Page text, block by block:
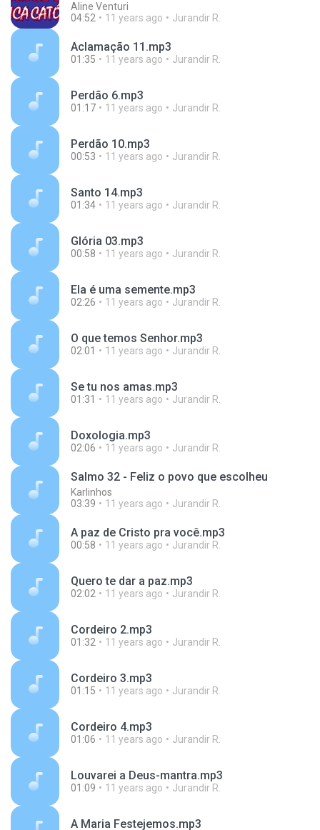
Aline Venturi
04:52
11 years ago Jurandir R.
Aclamação 11.mp3
01:35 11 years ago Jurandir R.
Perdão 6.mp3
01:17 11 years ago Jurandir R.
Perdão 10.mp3
00:53 11 years ago Jurandir R.
Santo 14.mp3
01:34 11 years ago Jurandir R.
Glória 03.mp3
00:58 11 years ago Jurandir R.
Ela é uma semente.mp3
02:26 11 years ago Jurandir R.
O que temos Senhor.mp3
02:01 11 years ago Jurandir R.
Se tu nos amas.mp3
01:31 11 years ago Jurandir R.
Doxologia.mp3
02:06 11 years ago Jurandir R.
Salmo 32 - Feliz o povo que escolheu
Karlinhos
03:39
11 years ago Jurandir R.
A paz de Cristo pra você.mp3
00:58 11 years ago Jurandir R.
Quero te dar a paz.mp3
02:02 11 years ago Jurandir R.
Cordeiro 2.mp3
01:32 11 years ago Jurandir R.
Cordeiro 3.mp3
01:15 11 years ago Jurandir R.
Cordeiro 4.mp3
01:06 11 years ago Jurandir R.
Louvarei a Deus-mantra.mp3
01:09 11 years ago Jurandir R.
A Maria Festejemos.mp3